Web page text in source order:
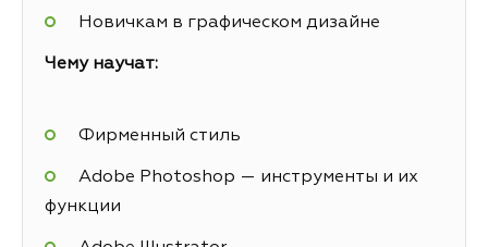
Новичкам в графическом дизайне
Чему научат:
Фирменный стиль
Adobe Photoshop — инструменты и их
функции